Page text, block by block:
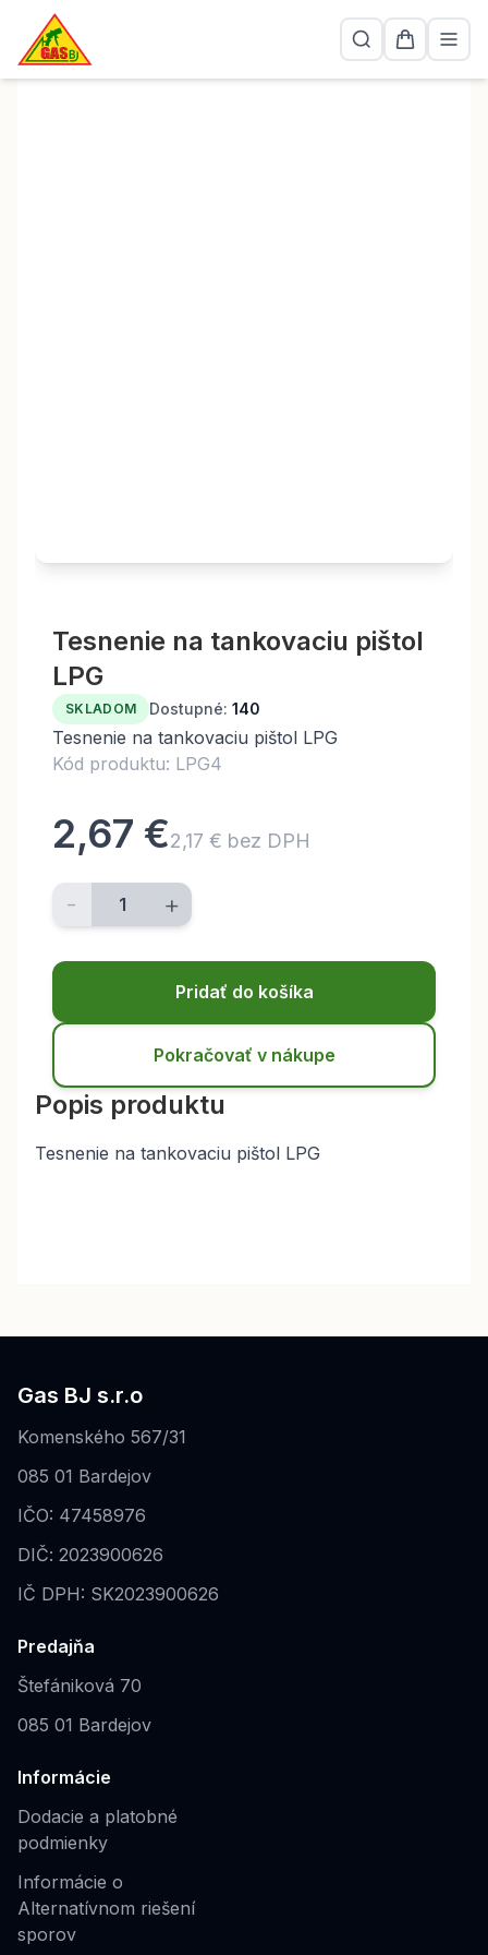
Tesnenie na tankovaciu pištol
LPG
SKLADOM Dostupné: 140
Tesnenie na tankovaciu pištol LPG
Kód produktu: LPG4
2,67 €2,17 € bez DPH
- +
Pridať do košíka
Pokračovať v nákupe
Popis produktu
Tesnenie na tankovaciu pištol LPG
Gas BJ s.r.o
Komenského 567/31
085 01 Bardejov
IČO: 47458976
DIČ: 2023900626
IČ DPH: SK2023900626
Predajňa
Štefániková 70
085 01 Bardejov
Informácie
Dodacie a platobné
podmienky
Informácie o
Alternatívnom riešení
sporov